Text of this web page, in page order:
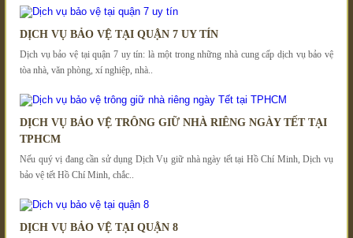
DỊCH VỤ BẢO VỆ TẠI QUẬN 7 UY TÍN
Dịch vụ bảo vệ tại quận 7 uy tín: là một trong những nhà cung cấp dịch vụ bảo vệ
tòa nhà, văn phòng, xí nghiệp, nhà..
DỊCH VỤ BẢO VỆ TRÔNG GIỮ NHÀ RIÊNG NGÀY TẾT TẠI
TPHCM
Nếu quý vị đang cần sử dụng Dịch Vụ giữ nhà ngày tết tại Hồ Chí Minh, Dịch vụ
bảo vệ tết Hồ Chí Minh, chắc..
DỊCH VỤ BẢO VỆ TẠI QUẬN 8